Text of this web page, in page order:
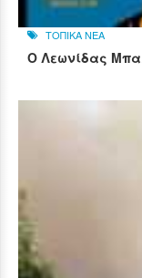
ΤΟΠΙΚΑ ΝΕΑ
Ο Λεωνίδας